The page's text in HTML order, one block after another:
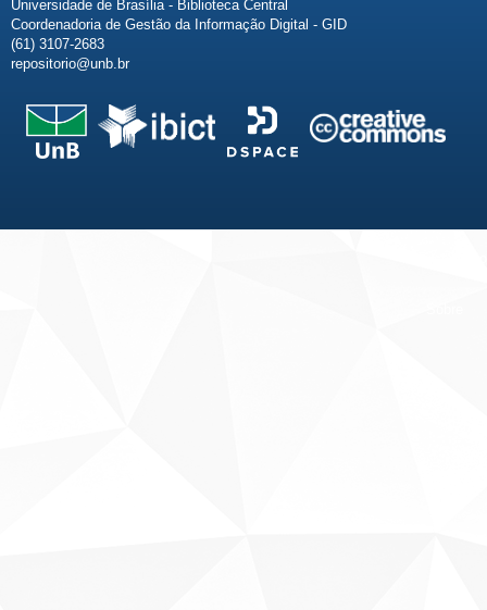
Universidade de Brasília - Biblioteca Central
Coordenadoria de Gestão da Informação Digital - GID
(61) 3107-2683
repositorio@unb.br